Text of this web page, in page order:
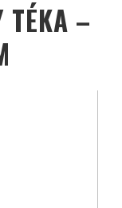
TÉKA –